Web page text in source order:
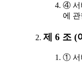
④ 서
에
제 6 조 (
① 서